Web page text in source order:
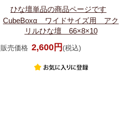
ひな壇単品の商品ページです
CubeBoxα ワイドサイズ用 アク
リルひな壇 66×8×10
販売価格 2,600円 (税込)